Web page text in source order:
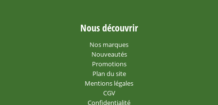
Nous découvrir
Nos marques
Nouveautés
Promotions
Plan du site
Mentions légales
CGV
Confidentialité